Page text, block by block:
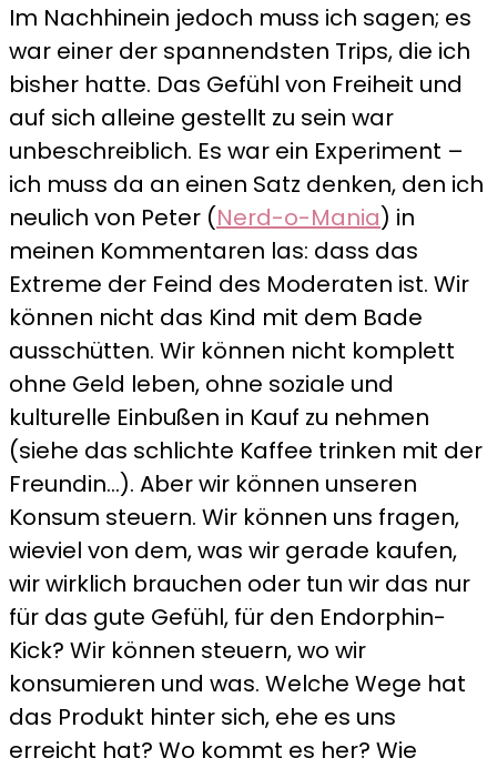
Im Nachhinein jedoch muss ich sagen; es
war einer der spannendsten Trips, die ich
bisher hatte. Das Gefühl von Freiheit und
auf sich alleine gestellt zu sein war
unbeschreiblich. Es war ein Experiment –
ich muss da an einen Satz denken, den ich
neulich von Peter (Nerd-o-Mania) in
meinen Kommentaren las: dass das
Extreme der Feind des Moderaten ist. Wir
können nicht das Kind mit dem Bade
ausschütten. Wir können nicht komplett
ohne Geld leben, ohne soziale und
kulturelle Einbußen in Kauf zu nehmen
(siehe das schlichte Kaffee trinken mit der
Freundin…). Aber wir können unseren
Konsum steuern. Wir können uns fragen,
wieviel von dem, was wir gerade kaufen,
wir wirklich brauchen oder tun wir das nur
für das gute Gefühl, für den Endorphin-
Kick? Wir können steuern, wo wir
konsumieren und was. Welche Wege hat
das Produkt hinter sich, ehe es uns
erreicht hat? Wo kommt es her? Wie